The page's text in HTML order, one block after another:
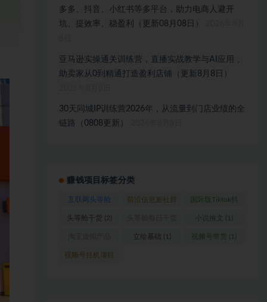
多多、抖音、小红书等多平台，助力电商人避开
坑、提效率、稳盈利（更新08月08日）
亚马逊实操通关训练营，直播实战教学与AI应用，
助卖家从0到精通打造盈利店铺（更新8月8日）
30天同城IP训练营2026年，从流量到门店业绩的全
链路（0808更新）
赚钱项目标签分类
互联网头等舱
(1)
前沿信息差社群 国际版Tiktok抖
音运营(1)
头等舱干货 (2)
(1)
小说推文 (1)
(1)
立绘基础 (1) 视频号带货 (1)
视频号挂机项目